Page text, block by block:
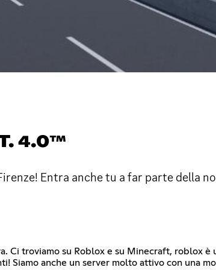
4.0™
Entra anche tu a far parte della
Ci troviamo su Roblox e su Minecraft, roblox
Siamo anche un server molto attivo con una